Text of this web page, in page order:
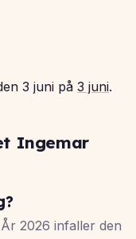
3 juni på 3 juni.
Ingemar
2026 infaller den